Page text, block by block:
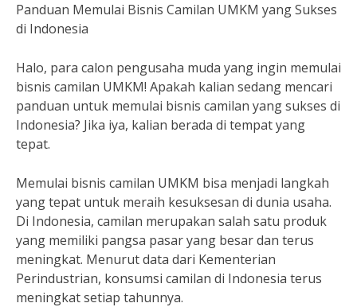
Panduan Memulai Bisnis Camilan UMKM yang Sukses
di Indonesia
Halo, para calon pengusaha muda yang ingin memulai
bisnis camilan UMKM! Apakah kalian sedang mencari
panduan untuk memulai bisnis camilan yang sukses di
Indonesia? Jika iya, kalian berada di tempat yang
tepat.
Memulai bisnis camilan UMKM bisa menjadi langkah
yang tepat untuk meraih kesuksesan di dunia usaha.
Di Indonesia, camilan merupakan salah satu produk
yang memiliki pangsa pasar yang besar dan terus
meningkat. Menurut data dari Kementerian
Perindustrian, konsumsi camilan di Indonesia terus
meningkat setiap tahunnya.